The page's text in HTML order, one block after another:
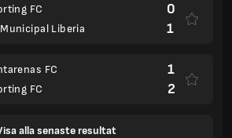
FC
Liberia
0
1
FC
FC
1
2
alla senaste resultat